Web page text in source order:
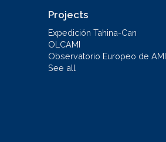
Projects
Expedición Tahina-Can
OLCAMI
Observatorio Europeo de AMI
See all